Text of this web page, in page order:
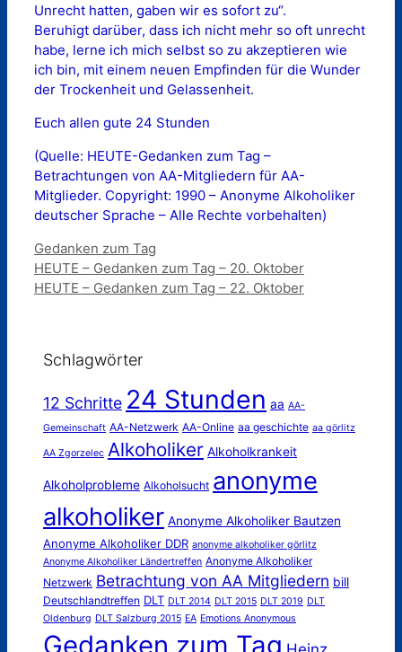
Unrecht hatten, gaben wir es sofort zu“.
Beruhigt darüber, dass ich nicht mehr so oft unrecht
habe, lerne ich mich selbst so zu akzeptieren wie
ich bin, mit einem neuen Empfinden für die Wunder
der Trockenheit und Gelassenheit.
Euch allen gute 24 Stunden
(Quelle: HEUTE-Gedanken zum Tag –
Betrachtungen von AA-Mitgliedern für AA-
Mitglieder. Copyright: 1990 – Anonyme Alkoholiker
deutscher Sprache – Alle Rechte vorbehalten)
Kategorien
Gedanken zum Tag
HEUTE – Gedanken zum Tag – 20. Oktober
HEUTE – Gedanken zum Tag – 22. Oktober
Schlagwörter
12 Schritte 24 Stunden aa AA-
Gemeinschaft AA-Netzwerk AA-Online aa geschichte aa görlitz
AA Zgorzelec Alkoholiker Alkoholkrankeit
Alkoholprobleme Alkoholsucht anonyme
alkoholiker Anonyme Alkoholiker Bautzen
Anonyme Alkoholiker DDR anonyme alkoholiker görlitz
Anonyme Alkoholiker Ländertreffen Anonyme Alkoholiker
Netzwerk Betrachtung von AA Mitgliedern bill
Deutschlandtreffen DLT DLT 2014 DLT 2015 DLT 2019 DLT
Oldenburg DLT Salzburg 2015 EA Emotions Anonymous
Gedanken zum Tag